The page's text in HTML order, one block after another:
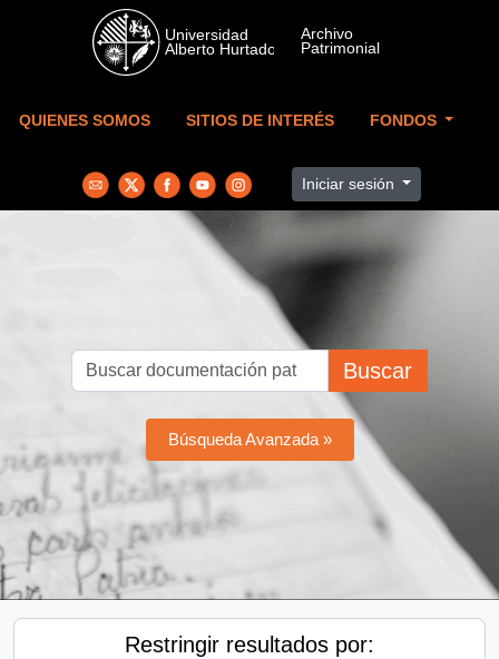
Skip to main content
QUIENES SOMOS SITIOS DE INTERÉS FONDOS
Iniciar sesión
Buscar
Búsqueda Avanzada »
Restringir resultados por: